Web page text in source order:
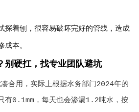
探着刨，很容易破坏完好的管线，造成
本。
别硬扛，找专业团队避坑
合用，实际上根据水务部门2024年的
有0.1mm，每天也会渗漏1.2吨水，按